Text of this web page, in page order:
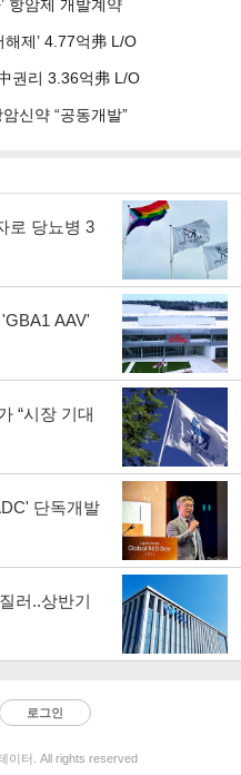
항암제 개발계약
제’ 4.77억弗 L/O
권리 3.36억弗 L/O
신약 “공동개발”
로 당뇨병 3
'GBA1 AAV'
“시장 기대
단독개발
러..상반기
로그인
이터. All rights reserved